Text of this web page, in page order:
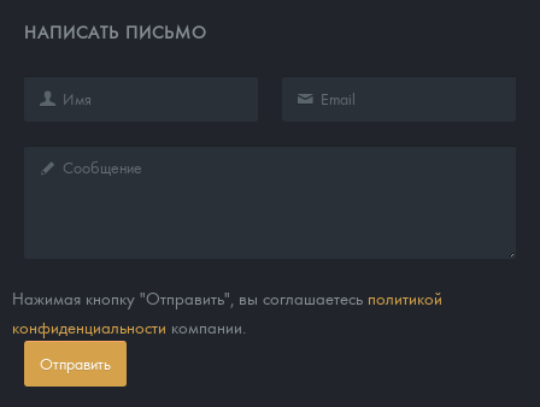
НАПИСАТЬ ПИСЬМО
Нажимая кнопку "Отправить", вы соглашаетесь политикой
конфиденциальности компании.
Отправить